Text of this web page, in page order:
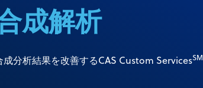
成解析
分析結果を改善するCAS Custom ServicesSM